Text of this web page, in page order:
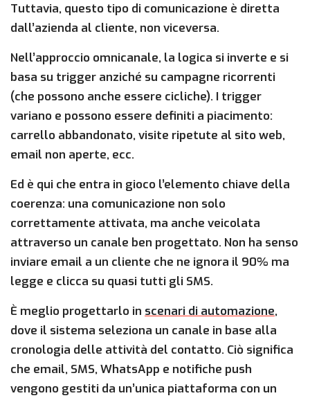
Tuttavia, questo tipo di comunicazione è diretta
dall’azienda al cliente, non viceversa.
Nell’approccio omnicanale, la logica si inverte e si
basa su trigger anziché su campagne ricorrenti
(che possono anche essere cicliche). I trigger
variano e possono essere definiti a piacimento:
carrello abbandonato, visite ripetute al sito web,
email non aperte, ecc.
Ed è qui che entra in gioco l’elemento chiave della
coerenza: una comunicazione non solo
correttamente attivata, ma anche veicolata
attraverso un canale ben progettato. Non ha senso
inviare email a un cliente che ne ignora il 90% ma
legge e clicca su quasi tutti gli SMS.
È meglio progettarlo in scenari di automazione,
dove il sistema seleziona un canale in base alla
cronologia delle attività del contatto. Ciò significa
che email, SMS, WhatsApp e notifiche push
vengono gestiti da un’unica piattaforma con un